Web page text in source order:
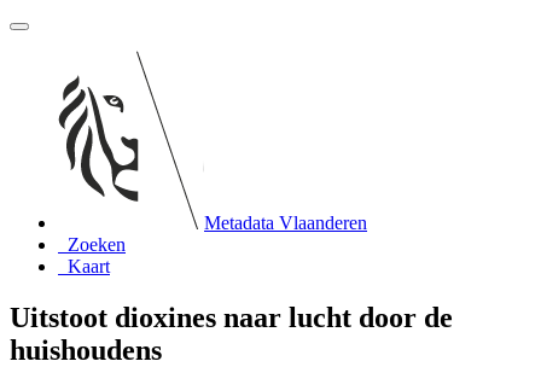
Metadata Vlaanderen
Zoeken
Kaart
Uitstoot dioxines naar lucht door de
huishoudens